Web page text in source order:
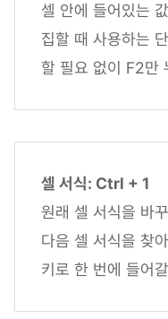
셀 안에 들어있는
집할 때 사용하는
할 필요 없이 F2만
셀 서식: Ctrl + 1
원래 셀 서식을 바
다음 셀 서식을 찾
키로 한 번에 들어